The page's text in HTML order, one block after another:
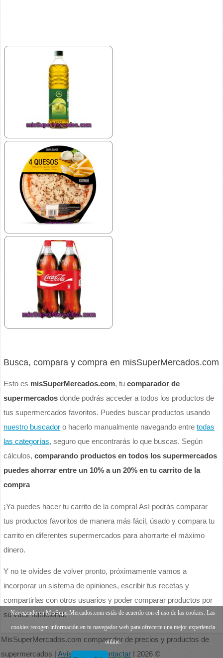
Busca, compara y compra en misSuperMercados.com
Esto es misSuperMercados.com, tucomparador de
supermercados donde podrás acceder a todos los productos de
tus supermercados favoritos. Puedes buscar productos usando
nuestro buscador o hacerlo manualmente navegando entretodas
las categorías, seguro que encontrarás lo que buscas. Según
cálculos,comparando productos en todos los supermercados
puedes ahorrar entre un 10% a un 20% en tu carrito de la
compra
¡Ya puedes hacer tu carrito de la compra! Así podrás comparar
tus productos favoritos de manera más fácil, úsado y compara tu
carrito en diferentes supermercados para ahorrarte el máximo
dinero.
Y no te olvides de volver pronto, próximamente vamos a
incorporar un sistema de opiniones, escribir tus recetas y
compartirlas con otros usuarios y poder comparar productos por
su valor nutricional.
MisSuperMercados.com comparador de precios y productos de
supermercados |Aviso legal Contactar | 2026 ©
Navegando en MisSuperMercados.com estás de acuerdo con el uso de las cookies. Las
cookies recogen información en tu navegador web para ofrecerte una mejor experiencia
online.